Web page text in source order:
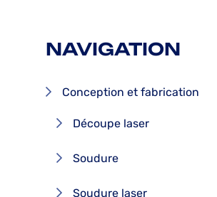
NAVIGATION
Conception et fabrication
Découpe laser
Soudure
Soudure laser